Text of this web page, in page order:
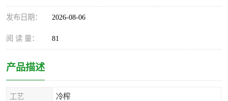
发布日期： 2026-08-06
阅 读 量： 81
产品描述
工艺 冷榨